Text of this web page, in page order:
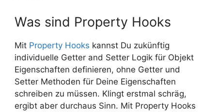
Was sind Property Hooks
Mit Property Hooks kannst Du zukünftig
individuelle Getter and Setter Logik für Objekt
Eigenschaften definieren, ohne Getter und
Setter Methoden für Deine Eigenschaften
schreiben zu müssen. Klingt erstmal schräg,
ergibt aber durchaus Sinn. Mit Property Hooks